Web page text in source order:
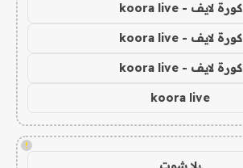
كورة لايف - koora live
كورة لايف - koora live
كورة لايف - koora live
koora live
!